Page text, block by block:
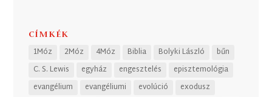
CÍMKÉK
1Móz 2Móz 4Móz Biblia Bolyki László
bűn
C. S. Lewis
egyház engesztelés
episztemológia
evangélium
evangéliumi evolúció
exodusz